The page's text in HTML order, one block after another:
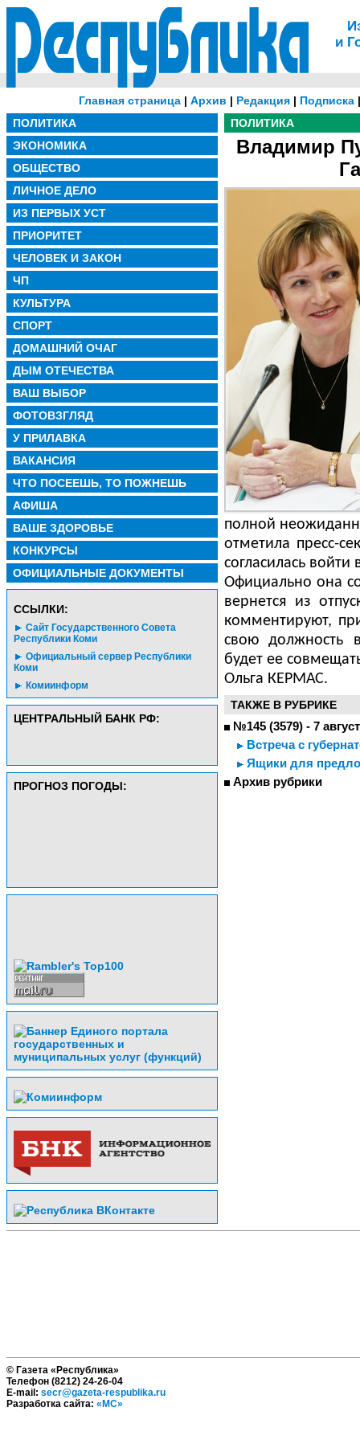
и
Главная страница | Архив | Редакция | Подписка
ПОЛИТИКА
ЭКОНОМИКА
ОБЩЕСТВО
ЛИЧНОЕ ДЕЛО
ИЗ ПЕРВЫХ УСТ
ПРИОРИТЕТ
ЧЕЛОВЕК И ЗАКОН
ЧП
КУЛЬТУРА
СПОРТ
ДОМАШНИЙ ОЧАГ
ДЫМ ОТЕЧЕСТВА
ВАШ ВЫБОР
ФОТОВЗГЛЯД
У ПРИЛАВКА
ВАКАНСИЯ
ЧТО ПОСЕЕШЬ, ТО ПОЖНЕШЬ
АФИША
ВАШЕ ЗДОРОВЬЕ
КОНКУРСЫ
ОФИЦИАЛЬНЫЕ ДОКУМЕНТЫ
CСЫЛКИ:
Сайт Государственного Совета
Республики Коми
Официальный сервер Республики
Коми
Комиинформ
ЦЕНТРАЛЬНЫЙ БАНК РФ:
ПРОГНОЗ ПОГОДЫ:
ПОЛИТИКА
Владимир
полной
отметила пресс-
согласилась
Официально она
вернется из
комментируют,
свою должность
будет ее
Ольга КЕРМАС.
ТАКЖЕ В РУБРИКЕ
№145 (3579) - 7
Встреча с
Ящики для
Архив рубрики
© Газета «Республика»
Телефон (8212) 24-26-04
E-mail: secr@gazeta-respublika.ru
Разработка сайта: «МС»